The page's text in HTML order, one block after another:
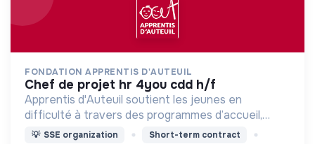
FONDATION APPRENTIS D'AUTEUIL
chef de projet hr 4you cdd h/f
Apprentis d'Auteuil soutient les jeunes en
difficulté à travers des programmes d’accueil,
d’éducation, de formation et d’insertion pour leur
💡 SSE organization Short-term contract